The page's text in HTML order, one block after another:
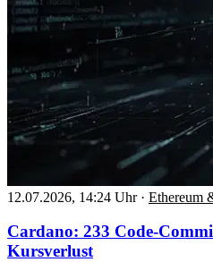
12.07.2026, 14:24 Uhr · Ethereum
Cardano: 233 Code-
Kursverlust